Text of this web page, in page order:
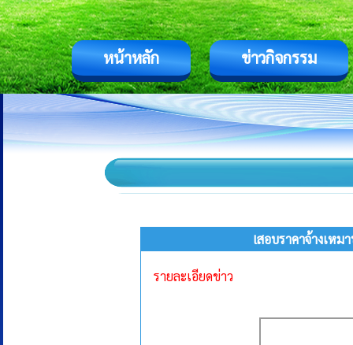
หน้าหลัก ข่าวกิจกรรม
lสอบราคาจ้างเหม
รายละเอียดข่าว